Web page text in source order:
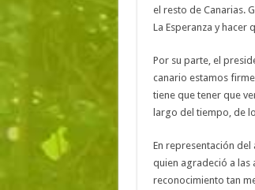
el resto de Canarias.
La Esperanza y hacer
Por su parte, el
canario estamos
tiene que tener que
largo del tiempo, de
En representación
quien agradeció a las
reconocimiento tan